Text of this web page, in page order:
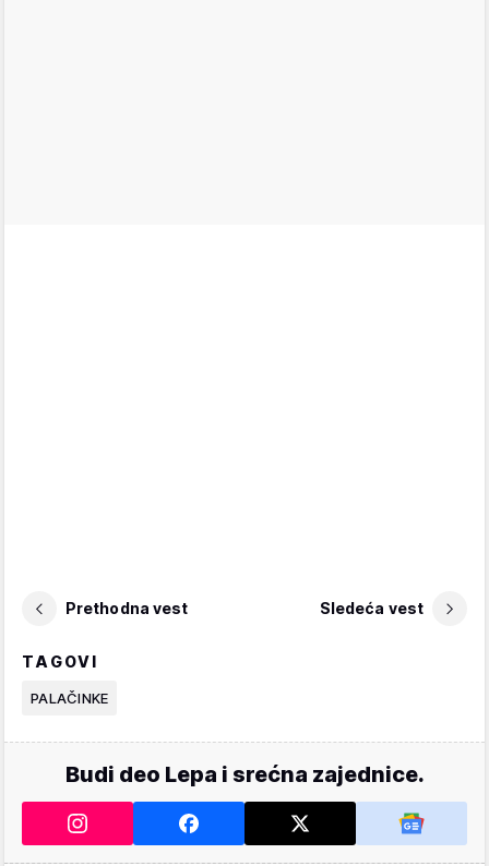
Prethodna vest Sledeća vest
TAGOVI
PALAČINKE
Budi deo Lepa i srećna zajednice.